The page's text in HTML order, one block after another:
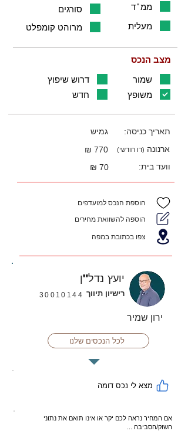
סורגים
ממ"ד
מרוהט קומפלט
מעלית
מצב הנכס
דרוש שיפוץ
שמור
חדש
משופץ
גמיש
תאריך כניסה:
770 ₪
ארנונה (דו חודשי)
70 ₪ וועד בית:
הוספת הנכס למועדפים
הוספה להשוואת מחירים
צפו בכתובת במפה
יועץ נדל"ן
30010144 רישיון תיווך
ירון שמיר
לכל הנכסים שלנו
מצא לי נכס דומה
אם המחיר נראה לכם יקר או אינו תואם את נתוני
השוק/הסביבה ...